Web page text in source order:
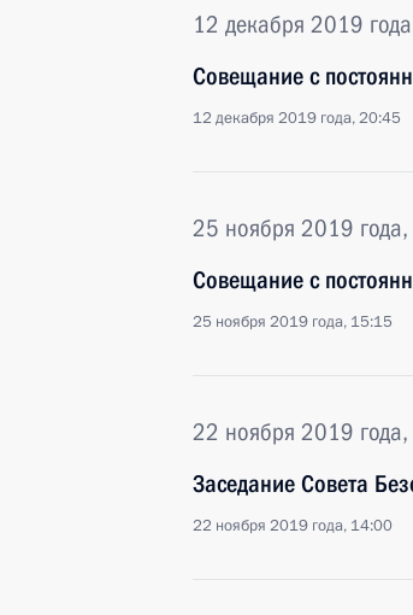
12 декабря 2019
Совещание с
12 декабря 2019 года, 20:45
25 ноября 2019 года,
Совещание с
25 ноября 2019 года, 15:15
22 ноября 2019 года,
Заседание Совета
22 ноября 2019 года, 14:00